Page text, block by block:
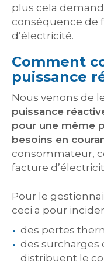
plus cela
conséquence de
d’électricité.
Comment
puissance
Nous venons de
puissance
pour une même
besoins en
consommateur,
facture
Pour le
ceci a pour
des pertes
des surcharges
distribuent le